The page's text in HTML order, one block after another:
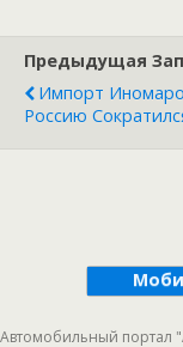
Предыдущая
Импорт
Россию
Автомобильный портал